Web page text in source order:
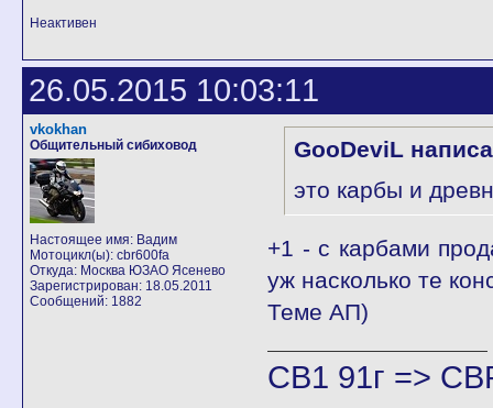
Неактивен
26.05.2015 10:03:11
vkokhan
Общительный сибиховод
Настоящее имя: Вадим
Мотоцикл(ы): cbr600fa
Откуда: Москва ЮЗАО Ясенево
Зарегистрирован: 18.05.2011
Сообщений: 1882
GooDeviL
это карбы и
+1 - с карбами
уж насколько те
Теме АП)
CB1 91г =>